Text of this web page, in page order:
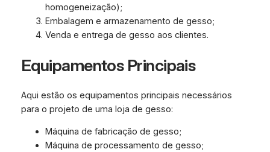
homogeneização);
Embalagem e armazenamento de gesso;
Venda e entrega de gesso aos clientes.
Equipamentos Principais
Aqui estão os equipamentos principais necessários
para o projeto de uma loja de gesso:
Máquina de fabricação de gesso;
Máquina de processamento de gesso;